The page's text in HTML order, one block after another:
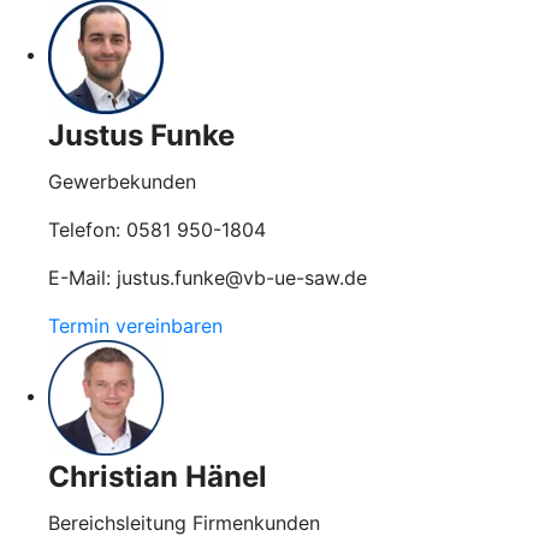
Justus Funke
Gewerbekunden
Telefon: 0581 950-1804
E-Mail: justus.funke@vb-ue-saw.de
Termin vereinbaren
Christian Hänel
Bereichsleitung Firmenkunden